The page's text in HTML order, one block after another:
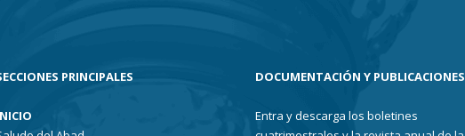
PRINCIPALES DOCUMENTACIÓN Y PUBLICACIONES
Entra y descarga los boletines